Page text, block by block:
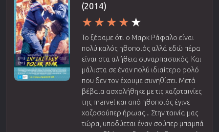
(2014)
Το ξέραμε ότι ο Μαρκ Ράφαλο είναι
πολύ καλός ηθοποιός αλλά εδώ πέρα
είναι στα αλήθεια συναρπαστικός. Και
μάλιστα σε έναν πολύ ιδιαίτερο ρολό
που δεν τον έχουμε συνηθίσει. Μετά
βέβαια ασχολήθηκε με τις χαζοταινίες
της marvel και από ηθοποιός έγινε
χαζοσούπερ ήρωας... Στην ταινία μας
τώρα, υποδύεται έναν σούπερ μπαμπά